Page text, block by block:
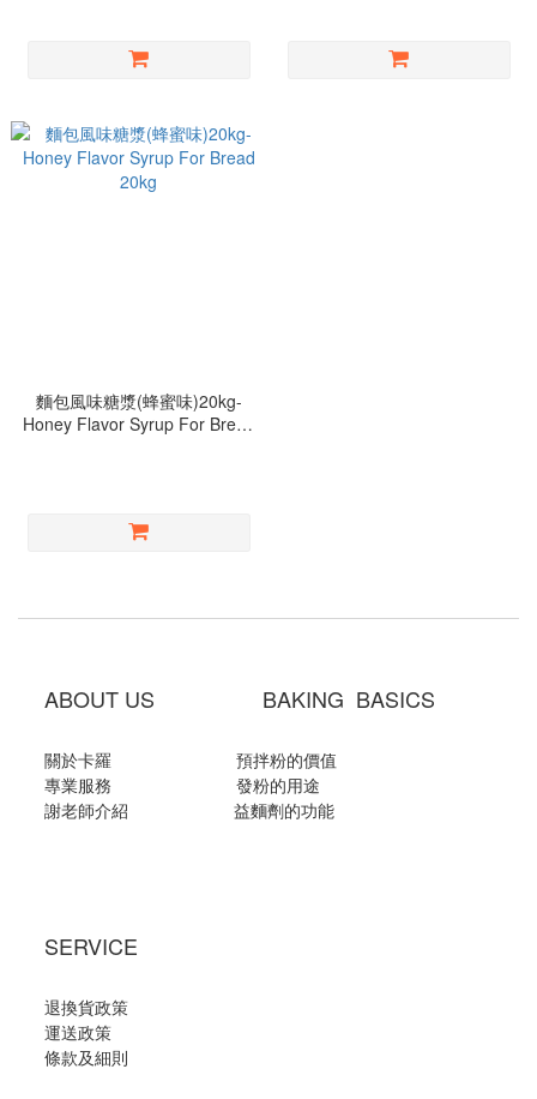
麵包風味糖漿(蜂蜜味)20kg-
Honey Flavor Syrup For Bread
ABOUT US BAKING BASICS
關於卡羅
預拌粉的價值
專業服務
發粉的用途
謝老師介紹
益麵劑的功能
SERVICE
退換貨政策
運送政策
條款及細則